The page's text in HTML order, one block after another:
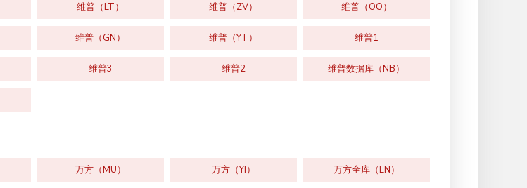
维普（LT） 维普（ZV） 维普（OO）
维普（GN） 维普（YT） 维普1
维普3 维普2 维普数据库（NB）
万方（MU） 万方（YI） 万方全库（LN）